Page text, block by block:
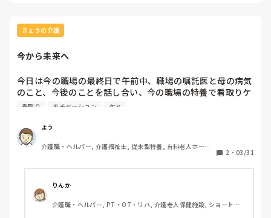
きょうの介護
今から未来へ
今日は今の職場の最終日で午前中、職場の嘱託医と母の病気
のこと、今後のことを話し合い、今の職場の特養で看取りケ
アになりました。
いよいよ、来月から新しい職場の勤務が始まります…✨
頑張りすぎずに頑張ります…✨
看取り モチベーション ケア
よう
介護職・ヘルパー, 介護福祉士, 従来型特養, 有料老人ホーム,
2 ・ 03/31
りんか
介護職・ヘルパー, PT・OT・リハ, 介護老人保健施設, ショートス